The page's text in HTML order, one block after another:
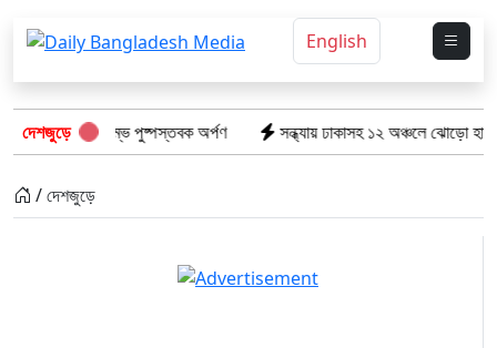
English
দেশজুড়ে
স্মৃতিস্তম্ভে পুষ্পস্তবক অর্পণ সন্ধ্যায় ঢাকাসহ ১২ অঞ্চলে ঝোড়ো হাওয়ার শঙ্কা,
/ দেশজুড়ে